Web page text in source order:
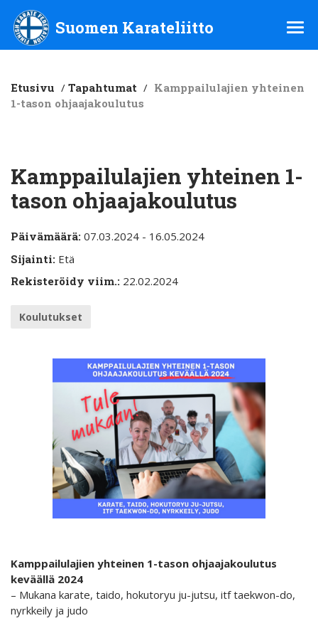
Suomen Karateliitto ry
Suomen Karateliitto
Etusivu / Tapahtumat / Kamppailulajien yhteinen
1-tason ohjaajakoulutus
Kamppailulajien yhteinen 1-
tason ohjaajakoulutus
Päivämäärä: 07.03.2024 - 16.05.2024
Sijainti: Etä
Rekisteröidy viim.: 22.02.2024
Koulutukset
Kamppailulajien yhteinen 1-tason ohjaajakoulutus
keväällä 2024
– Mukana karate, taido, hokutoryu ju-jutsu, itf taekwon-do,
nyrkkeily ja judo